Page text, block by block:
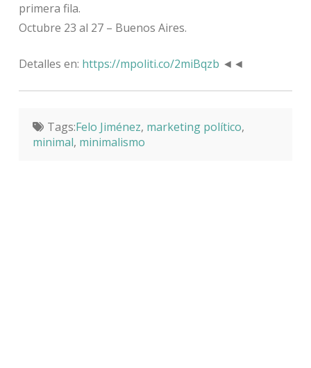
primera fila.
Octubre 23 al 27 – Buenos Aires.
Detalles en: https://mpoliti.co/2miBqzb ◄◄
Tags:Felo Jiménez, marketing político,
minimal, minimalismo